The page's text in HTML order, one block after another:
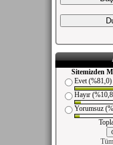
Sitemizden
Evet (%81,0)
Hayır
Yorumsuz